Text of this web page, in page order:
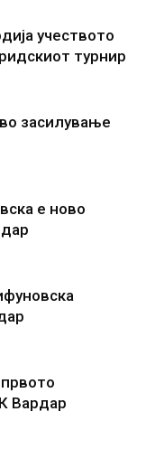
учеството
турнир
засилување
е ново
Вардар